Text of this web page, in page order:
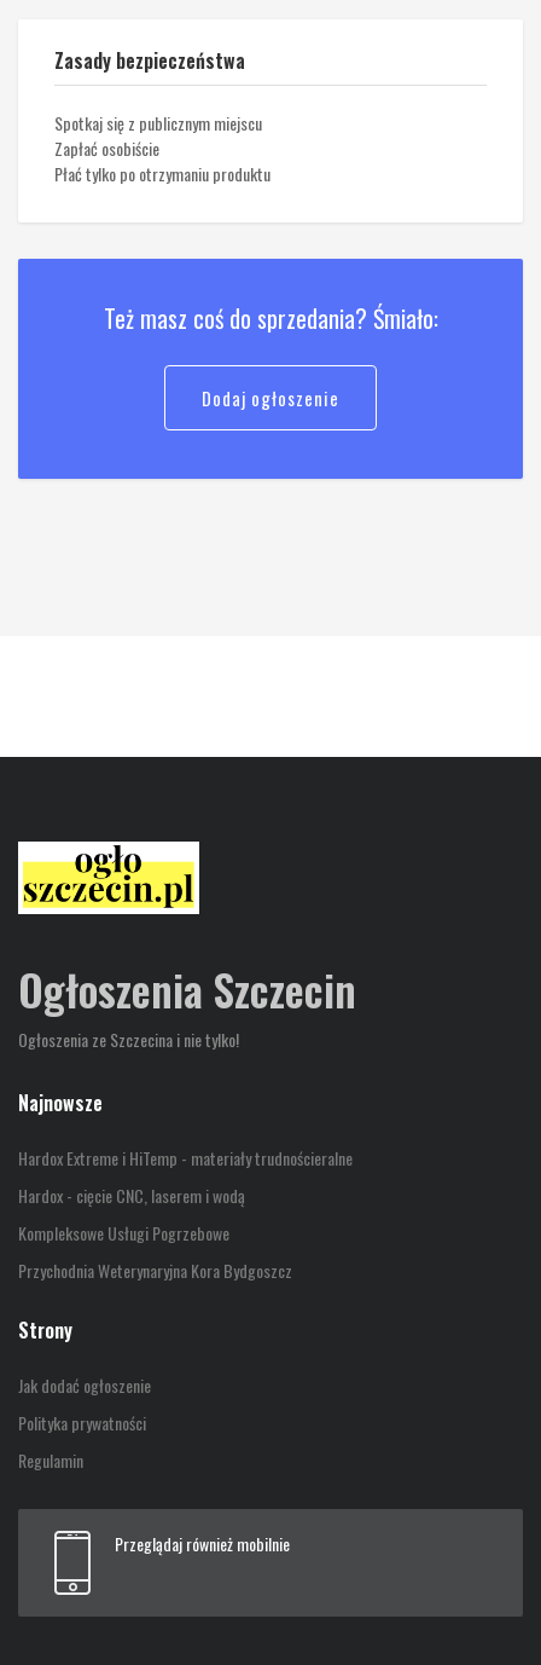
Zasady bezpieczeństwa
Spotkaj się z publicznym miejscu
Zapłać osobiście
Płać tylko po otrzymaniu produktu
Też masz coś do sprzedania? Śmiało:
Dodaj ogłoszenie
Ogłoszenia Szczecin
Ogłoszenia ze Szczecina i nie tylko!
Najnowsze
Hardox Extreme i HiTemp - materiały trudnościeralne
Hardox - cięcie CNC, laserem i wodą
Kompleksowe Usługi Pogrzebowe
Przychodnia Weterynaryjna Kora Bydgoszcz
Strony
Jak dodać ogłoszenie
Polityka prywatności
Regulamin
Przeglądaj również mobilnie